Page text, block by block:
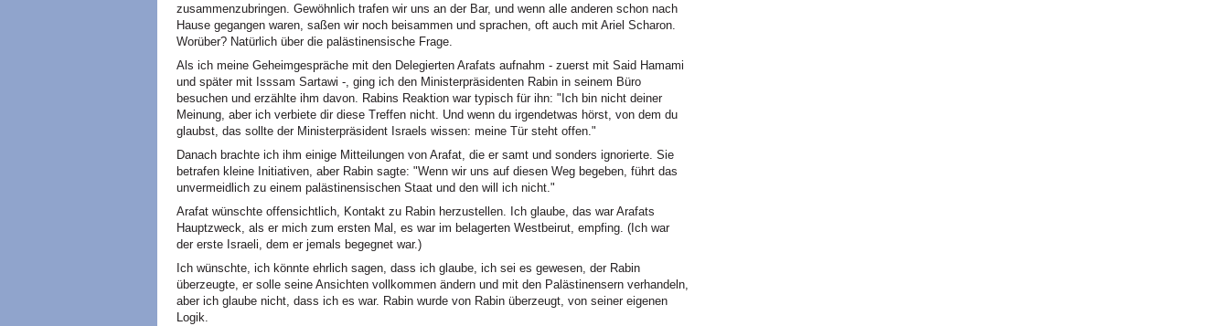
zusammenzubringen. Gewöhnlich trafen wir uns an der Bar, und wenn alle anderen schon nach
Hause gegangen waren, saßen wir noch beisammen und sprachen, oft auch mit Ariel Scharon.
Worüber? Natürlich über die palästinensische Frage.
Als ich meine Geheimgespräche mit den Delegierten Arafats aufnahm - zuerst mit Said Hamami
und später mit Isssam Sartawi -, ging ich den Ministerpräsidenten Rabin in seinem Büro
besuchen und erzählte ihm davon. Rabins Reaktion war typisch für ihn: "Ich bin nicht deiner
Meinung, aber ich verbiete dir diese Treffen nicht. Und wenn du irgendetwas hörst, von dem du
glaubst, das sollte der Ministerpräsident Israels wissen: meine Tür steht offen."
Danach brachte ich ihm einige Mitteilungen von Arafat, die er samt und sonders ignorierte. Sie
betrafen kleine Initiativen, aber Rabin sagte: "Wenn wir uns auf diesen Weg begeben, führt das
unvermeidlich zu einem palästinensischen Staat und den will ich nicht."
Arafat wünschte offensichtlich, Kontakt zu Rabin herzustellen. Ich glaube, das war Arafats
Hauptzweck, als er mich zum ersten Mal, es war im belagerten Westbeirut, empfing. (Ich war
der erste Israeli, dem er jemals begegnet war.)
Ich wünschte, ich könnte ehrlich sagen, dass ich glaube, ich sei es gewesen, der Rabin
überzeugte, er solle seine Ansichten vollkommen ändern und mit den Palästinensern verhandeln,
aber ich glaube nicht, dass ich es war. Rabin wurde von Rabin überzeugt, von seiner eigenen
Logik.